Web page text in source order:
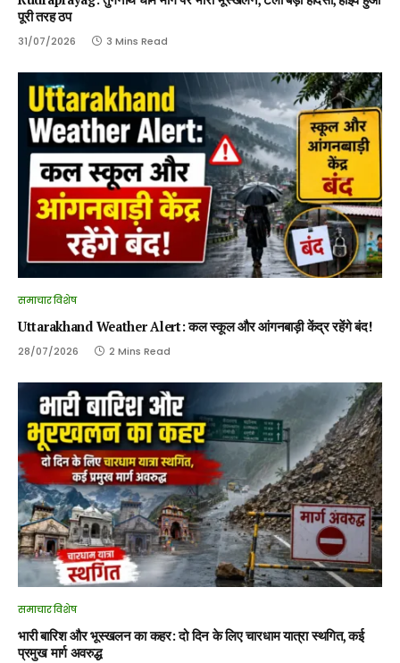
पूरी तरह ठप
31/07/2026 3 Mins Read
समाचार विशेष
Uttarakhand Weather Alert: कल स्कूल और आंगनबाड़ी केंद्र रहेंगे बंद!
28/07/2026 2 Mins Read
समाचार विशेष
भारी बारिश और भूस्खलन का कहर: दो दिन के लिए चारधाम यात्रा स्थगित, कई
प्रमुख मार्ग अवरुद्ध